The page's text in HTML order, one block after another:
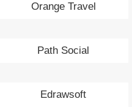
Orange Travel
Path Social
Edrawsoft